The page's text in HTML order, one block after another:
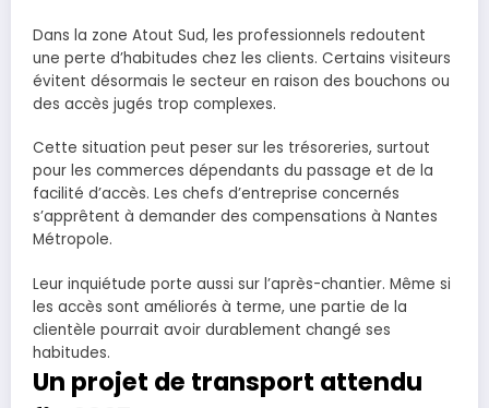
Dans la zone Atout Sud, les professionnels redoutent
une perte d’habitudes chez les clients. Certains visiteurs
évitent désormais le secteur en raison des bouchons ou
des accès jugés trop complexes.
Cette situation peut peser sur les trésoreries, surtout
pour les commerces dépendants du passage et de la
facilité d’accès. Les chefs d’entreprise concernés
s’apprêtent à demander des compensations à Nantes
Métropole.
Leur inquiétude porte aussi sur l’après-chantier. Même si
les accès sont améliorés à terme, une partie de la
clientèle pourrait avoir durablement changé ses
habitudes.
Un projet de transport attendu